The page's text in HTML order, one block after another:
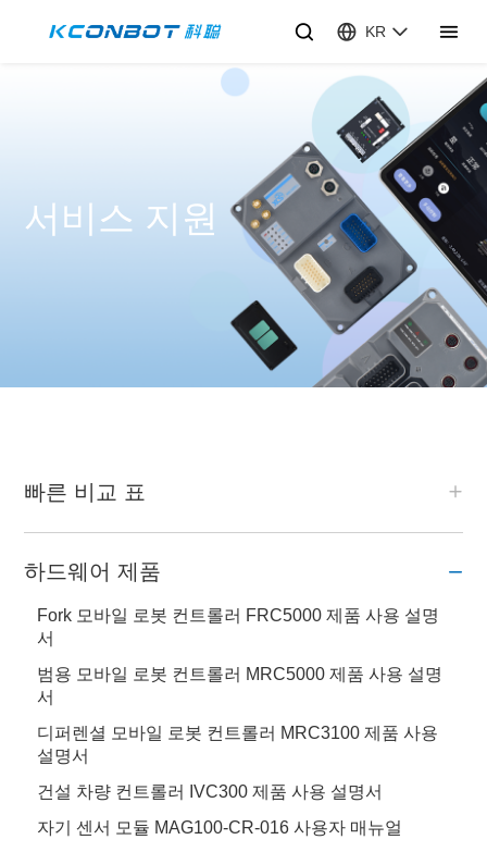
KR
서비스 지원
빠른 비교 표
하드웨어 제품
Fork 모바일 로봇 컨트롤러 FRC5000 제품 사용 설명
서
범용 모바일 로봇 컨트롤러 MRC5000 제품 사용 설명
서
디퍼렌셜 모바일 로봇 컨트롤러 MRC3100 제품 사용
설명서
건설 차량 컨트롤러 IVC300 제품 사용 설명서
자기 센서 모듈 MAG100-CR-016 사용자 매뉴얼